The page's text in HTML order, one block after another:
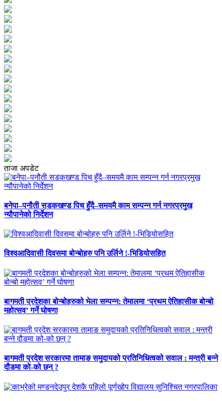
ताजा अपडेट
बनेपा–पनौती सडकखण्ड पिच हुँदै–समयमै काम सम्पन्न गर्न नगरप्रमुख
न्यौपानेको निर्देशन
विश्वआदिवासी दिवसमा बोन्बोहरु पनि उर्लिने !-भिडियोसहित
बागमती प्रदेशका बोन्बोहरुको भेला सम्पन्न: तेमालमा ‘प्रथम ऐतिहासीक बोन्बो
महोत्सव’ गर्ने घोषणा
बागमती प्रदेश सरकारमा तामाङ समुदायको प्रतिनिधित्वको सवाल : मन्त्री बन्ने
दौडमा को‐को छन् ?